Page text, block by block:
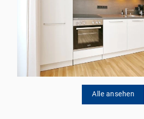
Alle ansehen